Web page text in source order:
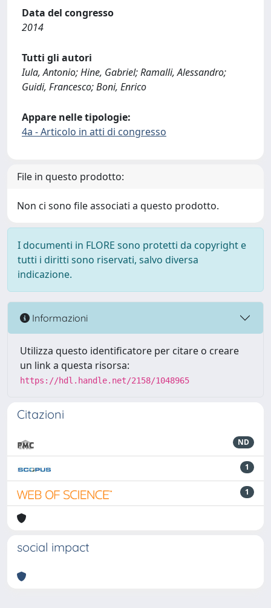
Data del congresso
2014
Tutti gli autori
Iula, Antonio; Hine, Gabriel; Ramalli, Alessandro;
Guidi, Francesco; Boni, Enrico
Appare nelle tipologie:
4a - Articolo in atti di congresso
File in questo prodotto:
Non ci sono file associati a questo prodotto.
I documenti in FLORE sono protetti da copyright e
tutti i diritti sono riservati, salvo diversa
indicazione.
Informazioni
Utilizza questo identificatore per citare o creare
un link a questa risorsa:
https://hdl.handle.net/2158/1048965
Citazioni
ND
1
1
social impact